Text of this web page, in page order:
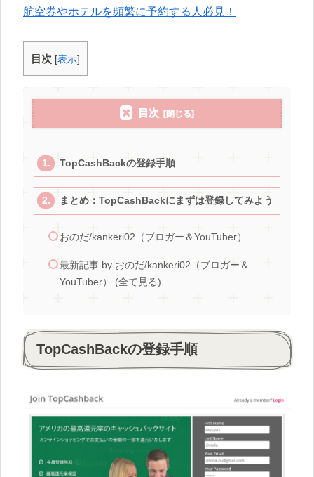
航空券やホテルを頻繁に予約する人必見！
目次 [表示]
目次
TopCashBackの登録手順
まとめ：TopCashBackにまずは登録してみよう
おのだ/kankeri02（ブロガー＆YouTuber）
最新記事 by おのだ/kankeri02（ブロガー＆
YouTuber） (全て見る)
TopCashBackの登録手順